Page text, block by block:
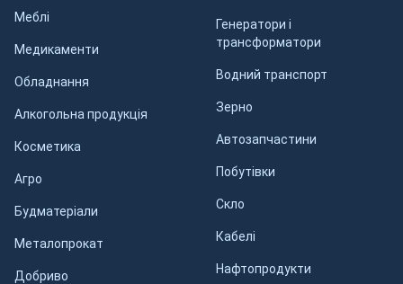
Меблі
Медикаменти
Обладнання
Алкогольна продукція
Косметика
Агро
Будматеріали
Металопрокат
Добриво
Генератори і
трансформатори
Водний транспорт
Зерно
Автозапчастини
Побутівки
Скло
Кабелі
Нафтопродукти